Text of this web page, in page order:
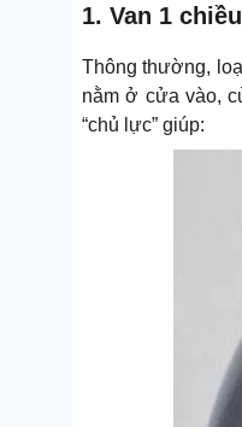
1. Van 1
Thông thường,
nằm ở cửa vào,
“chủ lực” giúp: